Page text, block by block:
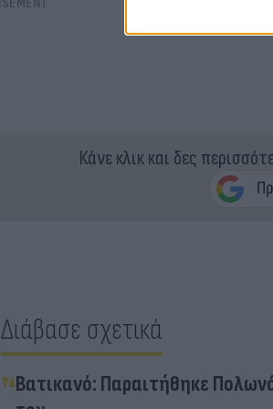
Κάνε κλικ και δες
Διάβασε σχετικά
Βατικανό: Παραιτήθηκε